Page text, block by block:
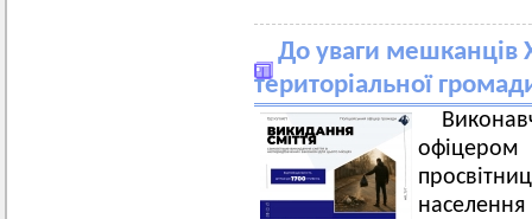
До уваги мешканців
територіальної
офіцером